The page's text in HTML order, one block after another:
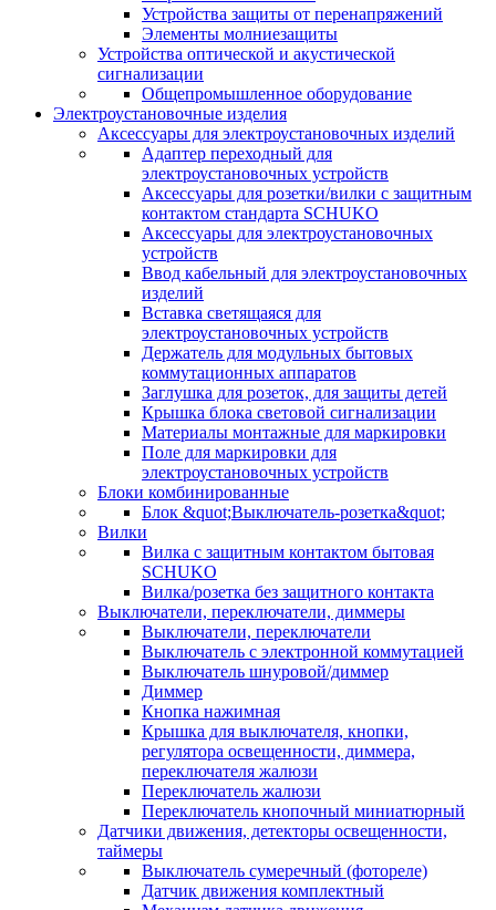
Устройства защиты от перенапряжений
Элементы молниезащиты
Устройства оптической и акустической
сигнализации
Общепромышленное оборудование
Электроустановочные изделия
Аксессуары для электроустановочных изделий
Адаптер переходный для
электроустановочных устройств
Аксессуары для розетки/вилки с защитным
контактом стандарта SCHUKO
Аксессуары для электроустановочных
устройств
Ввод кабельный для электроустановочных
изделий
Вставка светящаяся для
электроустановочных устройств
Держатель для модульных бытовых
коммутационных аппаратов
Заглушка для розеток, для защиты детей
Крышка блока световой сигнализации
Материалы монтажные для маркировки
Поле для маркировки для
электроустановочных устройств
Блоки комбинированные
Блок &quot;Выключатель-розетка&quot;
Вилки
Вилка с защитным контактом бытовая
SCHUKO
Вилка/розетка без защитного контакта
Выключатели, переключатели, диммеры
Выключатели, переключатели
Выключатель с электронной коммутацией
Выключатель шнуровой/диммер
Диммер
Кнопка нажимная
Крышка для выключателя, кнопки,
регулятора освещенности, диммера,
переключателя жалюзи
Переключатель жалюзи
Переключатель кнопочный миниатюрный
Датчики движения, детекторы освещенности,
таймеры
Выключатель сумеречный (фотореле)
Датчик движения комплектный